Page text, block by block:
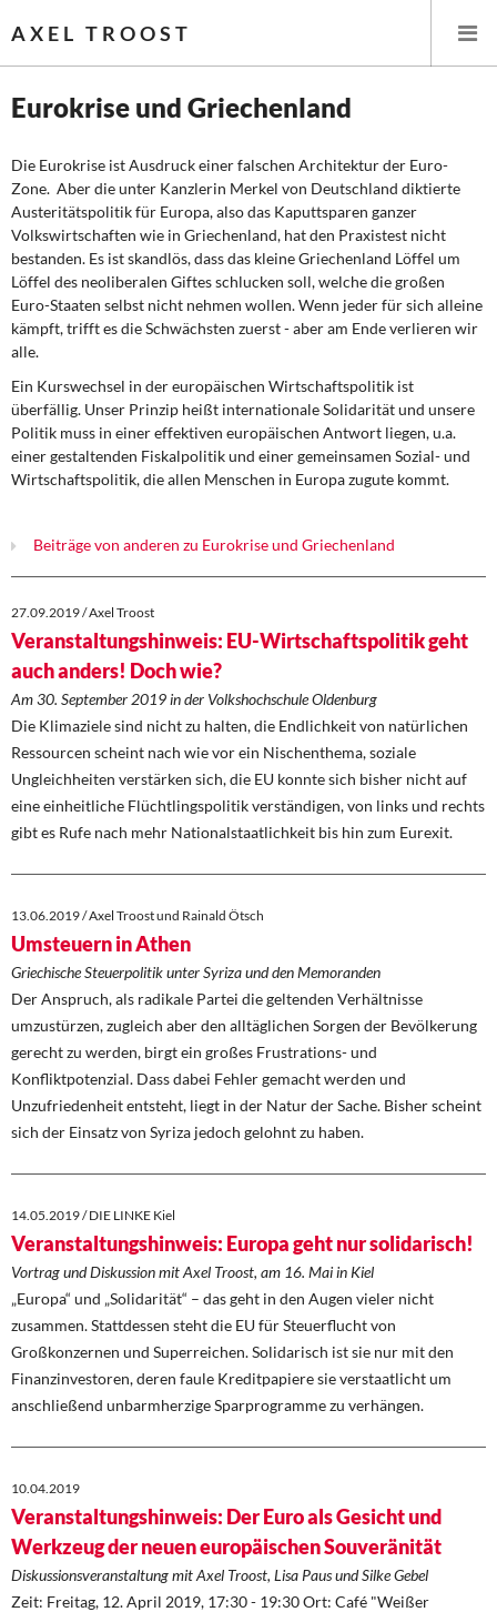
AXEL TROOST
Themen
Leitlinien linker Wirtschafts- und Finanzpolitik
Wirtschaftspolitik
Steuer- und Finanzpolitik
Öffentliche Infrastruktur und Daseinsvorsorge
Eurokrise und Griechenland
Memo-Gruppe
Institut Solidarische Moderne
Rosa-Luxemburg-Stiftung
Über mich
Kontakt
Eurokrise und Griechenland
Die Eurokrise ist Ausdruck einer falschen Architektur der Euro-
Zone. Aber die unter Kanzlerin Merkel von Deutschland diktierte
Austeritätspolitik für Europa, also das Kaputtsparen ganzer
Volkswirtschaften wie in Griechenland, hat den Praxistest nicht
bestanden. Es ist skandlös, dass das kleine Griechenland Löffel um
Löffel des neoliberalen Giftes schlucken soll, welche die großen
Euro-Staaten selbst nicht nehmen wollen. Wenn jeder für sich alleine
kämpft, trifft es die Schwächsten zuerst - aber am Ende verlieren wir
alle.
Ein Kurswechsel in der europäischen Wirtschaftspolitik ist
überfällig. Unser Prinzip heißt internationale Solidarität und unsere
Politik muss in einer effektiven europäischen Antwort liegen, u.a.
einer gestaltenden Fiskalpolitik und einer gemeinsamen Sozial- und
Wirtschaftspolitik, die allen Menschen in Europa zugute kommt.
Beiträge von anderen zu Eurokrise und Griechenland
27.09.2019 / Axel Troost
Veranstaltungshinweis: EU-Wirtschaftspolitik geht
auch anders! Doch wie?
Am 30. September 2019 in der Volkshochschule Oldenburg
Die Klimaziele sind nicht zu halten, die Endlichkeit von natürlichen
Ressourcen scheint nach wie vor ein Nischenthema, soziale
Ungleichheiten verstärken sich, die EU konnte sich bisher nicht auf
eine einheitliche Flüchtlingspolitik verständigen, von links und rechts
gibt es Rufe nach mehr Nationalstaatlichkeit bis hin zum Eurexit.
13.06.2019 / Axel Troost und Rainald Ötsch
Umsteuern in Athen
Griechische Steuerpolitik unter Syriza und den Memoranden
Der Anspruch, als radikale Partei die geltenden Verhältnisse
umzustürzen, zugleich aber den alltäglichen Sorgen der Bevölkerung
gerecht zu werden, birgt ein großes Frustrations- und
Konfliktpotenzial. Dass dabei Fehler gemacht werden und
Unzufriedenheit entsteht, liegt in der Natur der Sache. Bisher scheint
sich der Einsatz von Syriza jedoch gelohnt zu haben.
14.05.2019 / DIE LINKE Kiel
Veranstaltungshinweis: Europa geht nur solidarisch!
Vortrag und Diskussion mit Axel Troost, am 16. Mai in Kiel
„Europa“ und „Solidarität“ – das geht in den Augen vieler nicht
zusammen. Stattdessen steht die EU für Steuerflucht von
Großkonzernen und Superreichen. Solidarisch ist sie nur mit den
Finanzinvestoren, deren faule Kreditpapiere sie verstaatlicht um
anschließend unbarmherzige Sparprogramme zu verhängen.
10.04.2019
Veranstaltungshinweis: Der Euro als Gesicht und
Werkzeug der neuen europäischen Souveränität
Diskussionsveranstaltung mit Axel Troost, Lisa Paus und Silke Gebel
Zeit: Freitag, 12. April 2019, 17:30 - 19:30 Ort: Café "Weißer